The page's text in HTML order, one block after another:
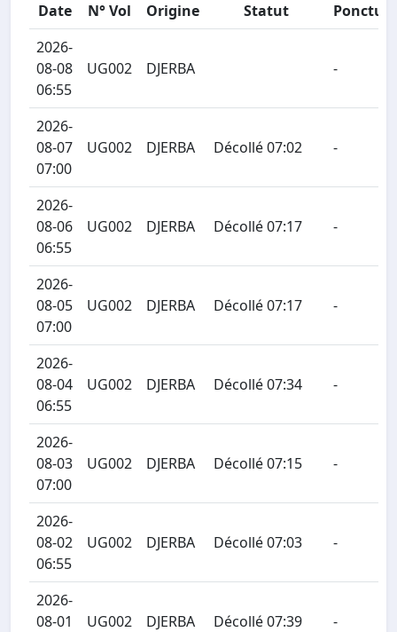
Date N° Vol Origine Statut
2026-
08-08
06:55
UG002 DJERBA -
2026-
08-07
07:00
UG002 DJERBA Décollé 07:02 -
2026-
08-06
06:55
UG002 DJERBA Décollé 07:17 -
2026-
08-05
07:00
UG002 DJERBA Décollé 07:17 -
2026-
08-04
06:55
UG002 DJERBA Décollé 07:34 -
2026-
08-03
07:00
UG002 DJERBA Décollé 07:15 -
2026-
08-02
06:55
UG002 DJERBA Décollé 07:03 -
2026-
08-01
UG002 DJERBA Décollé 07:39 -